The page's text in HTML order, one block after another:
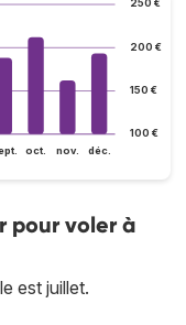
100 €
150 €
200 €
250 €
oct. nov. déc.
pour voler à
est juillet.